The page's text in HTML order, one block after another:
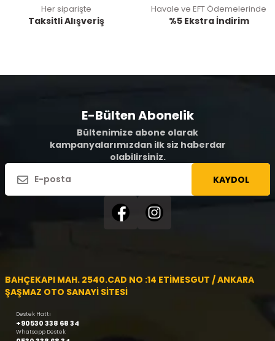
Her siparişte
Taksitli Alışveriş
Havale ve EFT Ödemelerinde
%5 Ekstra İndirim
E-Bülten Abonelik
Bültenimize abone olarak
kampanyalarımızdan ilk siz haberdar
olabilirsiniz.
KAYDOL
BAHÇEKAPI MAH. 2540.CAD NO :14 ETİMESGUT / ANKARA
ŞAŞMAZ OTO SANAYİ SİTESİ
Destek Hattı
+90530 338 68 34
Whatsapp Destek